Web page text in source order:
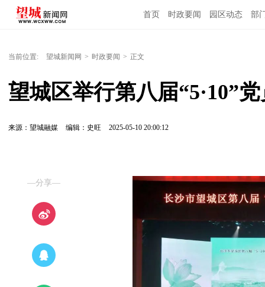
首页 时政要闻 园区动态 部
当前位置: 望城新闻网 > 时政要闻 > 正文
望城区举行第八届“5·10”
来源：望城融媒 编辑：史旺 2025-05-10 20:00:12
—分享—